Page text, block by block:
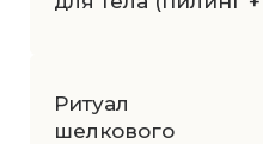
Ритуал
шелкового